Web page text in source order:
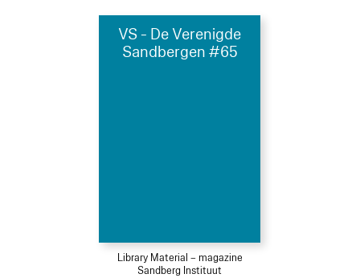
VS - De Verenigde
Sandbergen #65
Library Material – magazine
Sandberg Instituut